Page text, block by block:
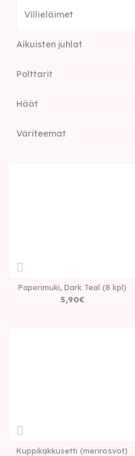
Villieläimet
Aikuisten juhlat
Polttarit
Häät
Väriteemat
Paperimuki, Dark Teal (8 kpl)
5,90€
Kuppikakkusetti (merirosvot)